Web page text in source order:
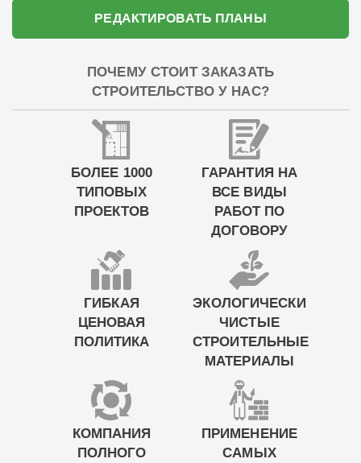
РЕДАКТИРОВАТЬ ПЛАНЫ
ПОЧЕМУ СТОИТ ЗАКАЗАТЬ
СТРОИТЕЛЬСТВО У НАС?
БОЛЕЕ 1000
ТИПОВЫХ
ПРОЕКТОВ
ГАРАНТИЯ НА
ВСЕ ВИДЫ
РАБОТ ПО
ДОГОВОРУ
ГИБКАЯ
ЦЕНОВАЯ
ПОЛИТИКА
ЭКОЛОГИЧЕСКИ
ЧИСТЫЕ
СТРОИТЕЛЬНЫЕ
МАТЕРИАЛЫ
КОМПАНИЯ
ПОЛНОГО
ПРИМЕНЕНИЕ
САМЫХ